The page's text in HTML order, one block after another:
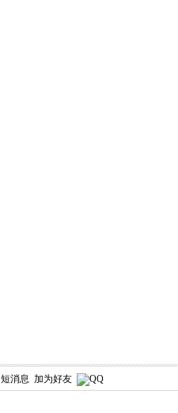
短消息 加为好友